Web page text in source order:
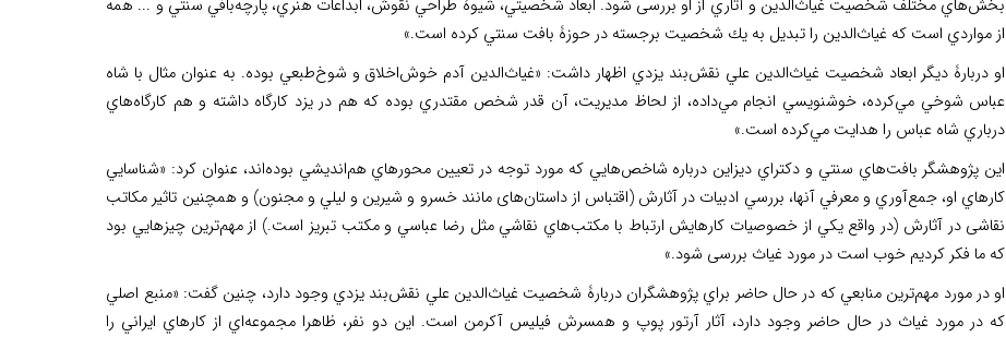
بخش‌هاي مختلف شخصيت غياث‌الدين و آثاري از او بررسی شود. ابعاد شخصيتي، شيوۀ طراحي نقوش، ابداعات هنري، پارچه‌بافي سنتي و ... همه
از مواردي است كه غياث‌الدين را تبديل به يك شخصيت برجسته در حوزۀ بافت سنتي كرده است.»
او دربارۀ ديگر ابعاد شخصيت غياث‌الدين علي نقش‌بند يزدي اظهار داشت: «غياث‌الدين آدم خوش‌اخلاق و شوخ‌طبعي بوده. به عنوان مثال با شاه
عباس شوخي مي‌كرده، خوشنويسي انجام مي‌داده، از لحاظ مديريت، آن قدر شخص مقتدري بوده كه هم در يزد كارگاه داشته و هم كارگاه‌هاي
درباري شاه عباس را هدايت مي‌كرده است.»
اين پژوهشگر بافت‌هاي سنتي و دكتراي ديزاين درباره شاخص‌هايي كه مورد توجه در تعيين محورهاي هم‌انديشي بوده‌اند، عنوان كرد: «شناسايي
كارهاي او، جمع‌آوري و معرفي آنها، بررسي ادبيات در آثارش (اقتباس از داستان‌های مانند خسرو و شيرين و ليلي ‌و مجنون) و همچنین تاثیر مکاتب
نقاشی در آثارش (در واقع يكي از خصوصيات كارهايش ارتباط با مكتب‌هاي نقاشي مثل رضا عباسي و مكتب تبريز است.) از مهم‌ترين چيزهايي بود
كه ما فكر كرديم خوب است در مورد غياث بررسی شود.»
او در مورد مهم‌ترين منابعي كه در حال حاضر براي پژوهشگران دربارۀ شخصيت غياث‌الدين علي نقش‌بند يزدي وجود دارد، چنين گفت: «منبع اصلي
كه در مورد غياث در حال حاضر وجود دارد، آثار آرتور پوپ و همسرش فيليس آكرمن است. اين دو نفر، ظاهرا مجموعه‌اي از كارهاي ايراني را